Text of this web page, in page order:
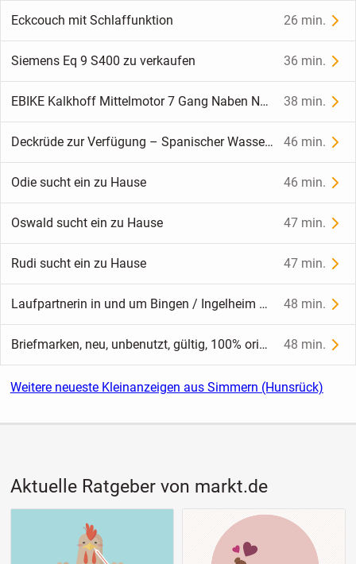
Eckcouch mit Schlaffunktion 26 min.
Siemens Eq 9 S400 zu verkaufen 36 min.
EBIKE Kalkhoff Mittelmotor 7 Gang Naben Nabenschaltung. Wie neu. 38 min.
Deckrüde zur Verfügung – Spanischer Wasserhund Maylo 46 min.
Odie sucht ein zu Hause 46 min.
Oswald sucht ein zu Hause 47 min.
Rudi sucht ein zu Hause 47 min.
Laufpartnerin in und um Bingen / Ingelheim gesucht! 48 min.
Briefmarken, neu, unbenutzt, gültig, 100% original Post Briefmarken (133 Stück) 48 min.
Weitere neueste Kleinanzeigen aus Simmern (Hunsrück)
Aktuelle Ratgeber von markt.de